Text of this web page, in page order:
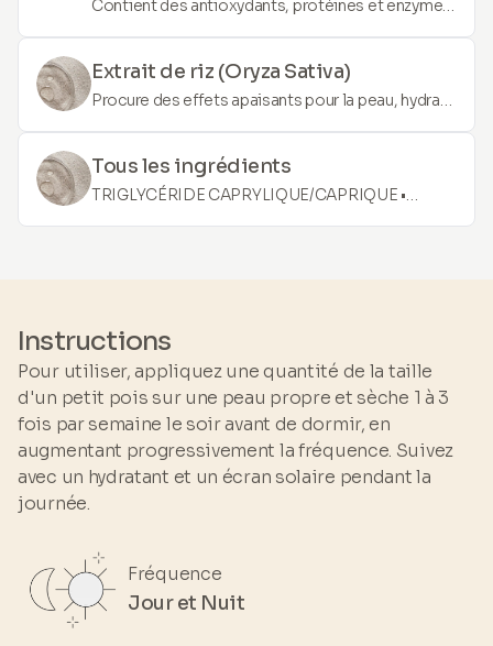
Contient des antioxydants, protéines et enzymes
qui favorisent l'hydratation de la peau, aident à
Extrait de riz (Oryza Sativa)
Procure des effets apaisants pour la peau, hydrate
et aide à améliorer la texture et le teint de la peau
grâce à sa richesse en acides aminés et vitamines.
Tous les ingrédients
TRIGLYCÉRIDE CAPRYLIQUE/CAPRIQUE •
ETHER DICAPRYLYLE • DIMÉTHYL ISOSORBIDE
GRAINE DE GOSSYPIUM HERBACEUM •
EXTRAIT DE BIDENS PILOSA •
TETRAISOPALMITATE D'ASCORBYLE • HUILE DE
GRAINE DE LINUM USITATISSIMUM • EXTRAIT
DE RIZ • EXTRAIT DE GERME DE RIZ •
POLYGLYCERYL-3 DIISOSTEARATE •
SQUALANE • TOCOPHEROL
Instructions
Pour utiliser, appliquez une quantité de la taille
d'un petit pois sur une peau propre et sèche 1 à 3
fois par semaine le soir avant de dormir, en
augmentant progressivement la fréquence. Suivez
avec un hydratant et un écran solaire pendant la
journée.
Fréquence
Jour et Nuit